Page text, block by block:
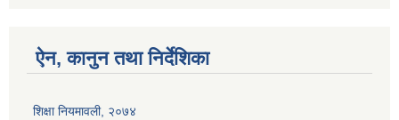
ऐन, कानुन तथा निर्देशिका
शिक्षा नियमावली, २०७४